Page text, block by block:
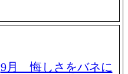
9月 悔しさをバネに